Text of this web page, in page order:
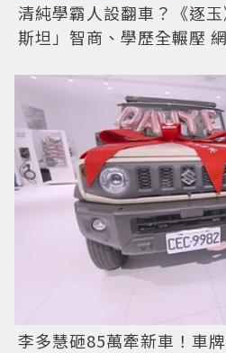
清純學霸人設翻車？《逐
斯坦」智商、學歷全輾壓
李多慧砸85萬牽新車！車